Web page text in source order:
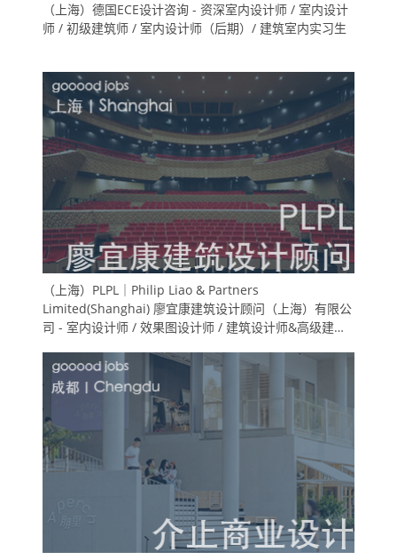
（上海）德国ECE设计咨询 - 资深室内设计师 / 室内设计
师 / 初级建筑师 / 室内设计师（后期）/ 建筑室内实习生
（上海）PLPL｜Philip Liao & Partners
Limited(Shanghai) 廖宜康建筑设计顾问（上海）有限公
司 - 室内设计师 / 效果图设计师 / 建筑设计师&高级建筑